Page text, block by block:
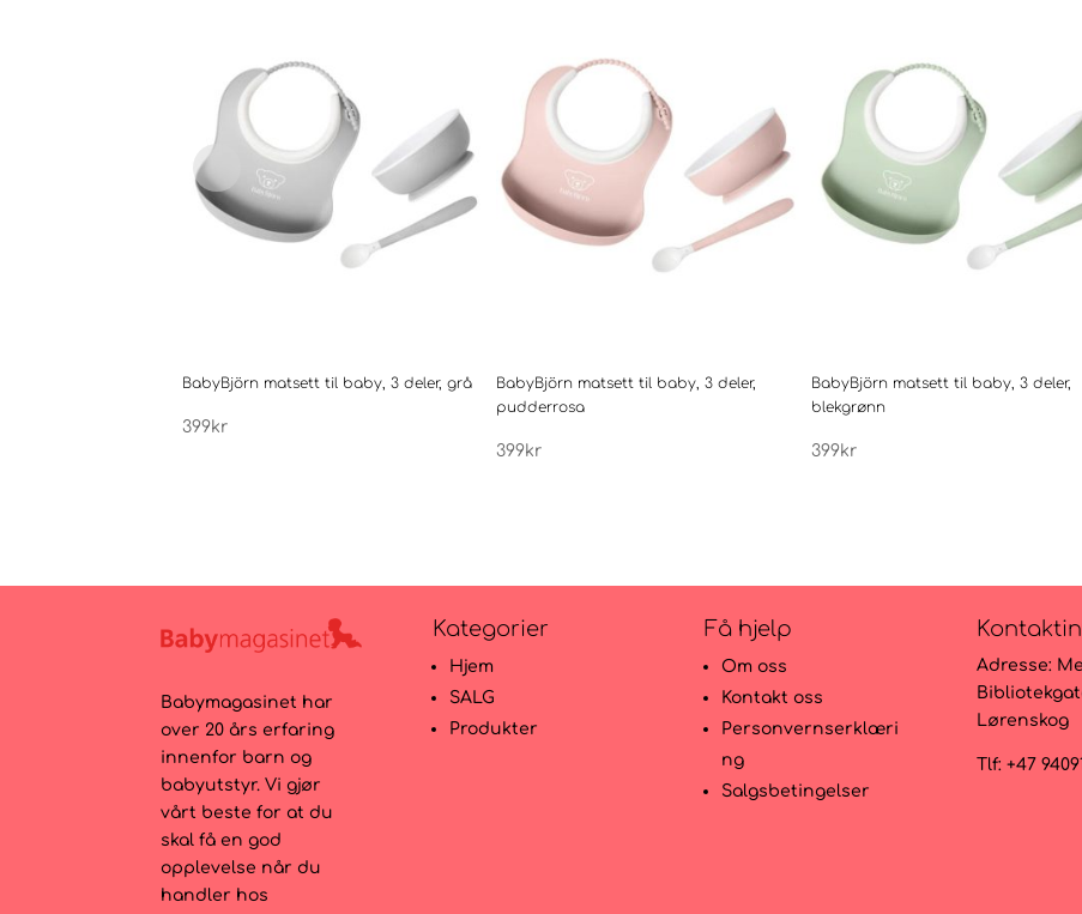
BabyBjörn matsett til baby, 3 deler, grå
399kr
BabyBjörn matsett til baby, 3 deler,
pudderrosa
399kr
BabyBjörn matsett til baby, 3 deler,
blekgrønn
399kr
Babymagasinet har
over 20 års erfaring
innenfor barn og
babyutstyr. Vi gjør
vårt beste for at du
skal få en god
opplevelse når du
handler hos
Kategorier
Hjem
SALG
Produkter
Få hjelp
Om oss
Kontakt oss
Personvernserklæri
ng
Salgsbetingelser
Adresse:
Lørenskog
Tlf: +47